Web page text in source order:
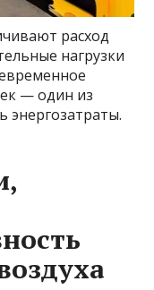
расход
нагрузки
— один из
энергозатраты.